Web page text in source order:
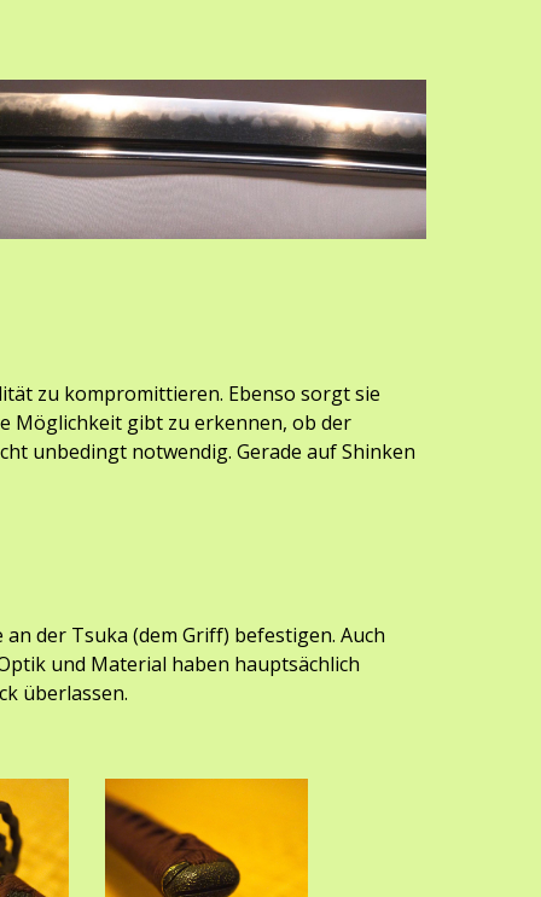
zu kompromittieren. Ebenso sorgt sie
Möglichkeit gibt zu erkennen, ob der
unbedingt notwendig. Gerade auf Shinken
der Tsuka (dem Griff) befestigen. Auch
und Material haben hauptsächlich
überlassen.